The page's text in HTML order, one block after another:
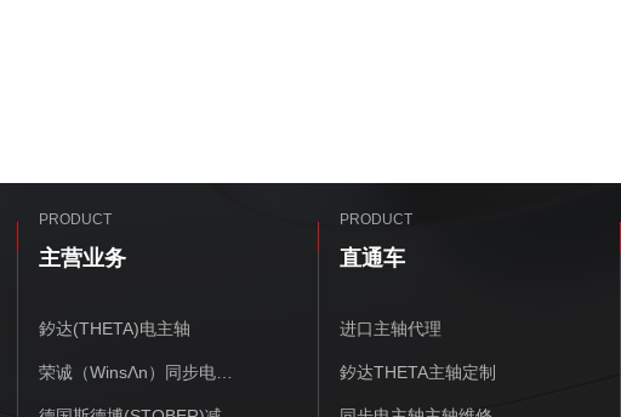
PRODUCT
主营业务
釸达(THETA)电主轴
荣诚（WinsΛn）同步电主轴
PRODUCT
直通车
进口主轴代理
釸达THETA主轴定制